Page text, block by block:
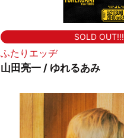
SOLD OUT!!!
ふたりエッヂ
山田亮一 / ゆれるあみ